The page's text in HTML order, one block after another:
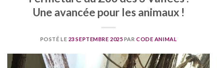
Une avancée pour les animaux !
POSTÉ LE 23 SEPTEMBRE 2025 PARCODE ANIMAL